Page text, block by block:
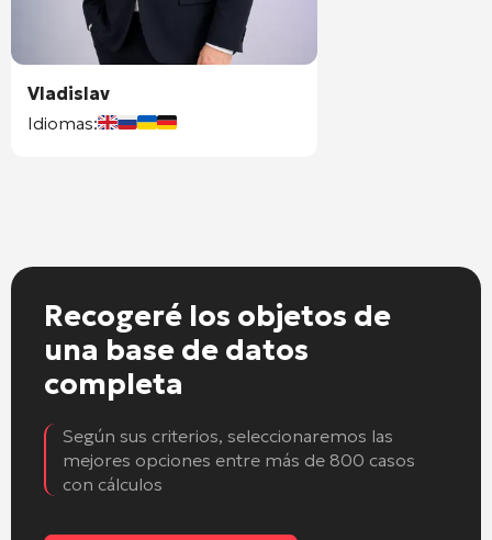
Vladislav
Idiomas:
Recogeré los objetos de
una base de datos
completa
Según sus criterios, seleccionaremos las
mejores opciones entre más de 800 casos
con cálculos